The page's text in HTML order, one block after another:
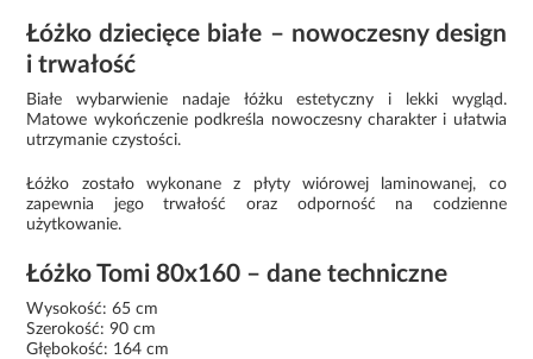
Łóżko dziecięce białe – nowoczesny design
i trwałość
Białe wybarwienie nadaje łóżku estetyczny i lekki wygląd.
Matowe wykończenie podkreśla nowoczesny charakter i ułatwia
utrzymanie czystości.
Łóżko zostało wykonane z płyty wiórowej laminowanej, co
zapewnia jego trwałość oraz odporność na codzienne
użytkowanie.
Łóżko Tomi 80x160 – dane techniczne
Wysokość: 65 cm
Szerokość: 90 cm
Głębokość: 164 cm